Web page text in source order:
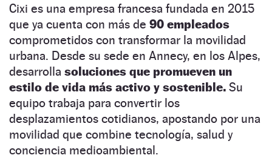
Cixi es una empresa francesa fundada en 2015
que ya cuenta con más de 90 empleados
comprometidos con transformar la movilidad
urbana. Desde su sede en Annecy, en los Alpes,
desarrolla soluciones que promueven un
estilo de vida más activo y sostenible. Su
equipo trabaja para convertir los
desplazamientos cotidianos, apostando por una
movilidad que combine tecnología, salud y
conciencia medioambiental.